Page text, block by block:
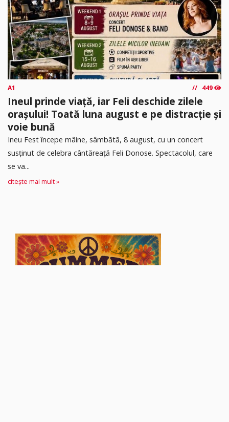
A1 449
Ineul prinde viață, iar Feli deschide zilele
orașului! Toată luna august e pe distracție și
voie bună
Ineu Fest începe mâine, sâmbătă, 8 august, cu un concert
susținut de celebra cântăreață Feli Donose. Spectacolul, care
se va...
citește mai mult »